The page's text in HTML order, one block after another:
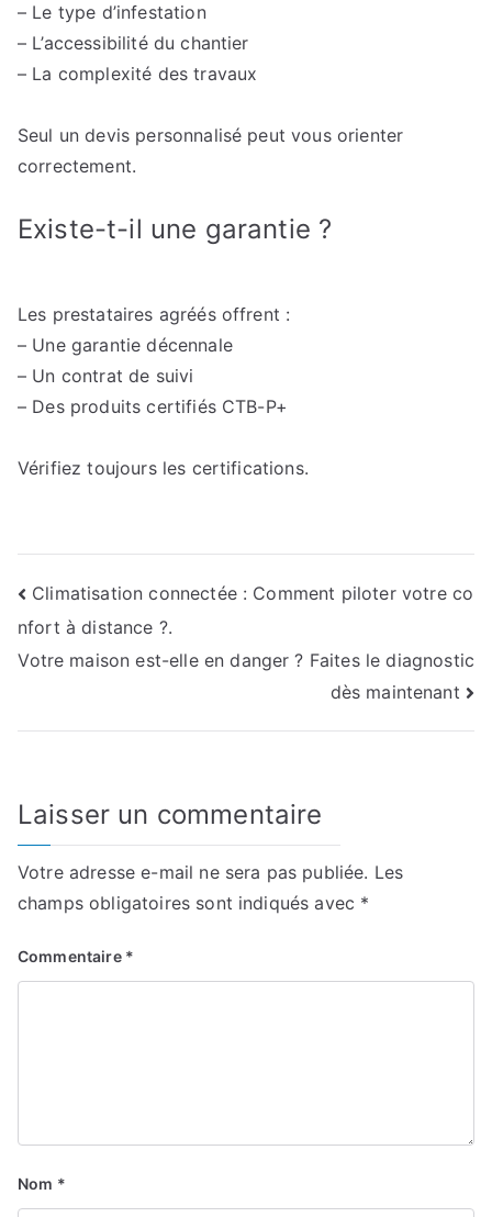
– Le type d’infestation
– L’accessibilité du chantier
– La complexité des travaux
Seul un devis personnalisé peut vous orienter
correctement.
Existe-t-il une garantie ?
Les prestataires agréés offrent :
– Une garantie décennale
– Un contrat de suivi
– Des produits certifiés CTB-P+
Vérifiez toujours les certifications.
Navigation
de
Climatisation connectée : Comment piloter votre co
nfort à distance ?.
Votre maison est-elle en danger ? Faites le diagnostic
dès maintenant
Laisser un commentaire
Votre adresse e-mail ne sera pas publiée. Les
champs obligatoires sont indiqués avec *
Commentaire *
Nom *